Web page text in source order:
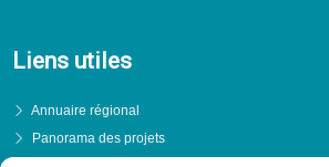
Liens utiles
Annuaire régional
Panorama des projets